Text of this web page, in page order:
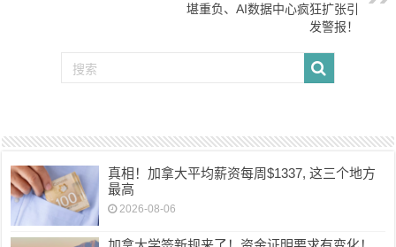
堪重负、AI数据中心疯狂扩张引
发警报！
真相！加拿大平均薪资每周$1337, 这三个地方
最高
2026-08-06